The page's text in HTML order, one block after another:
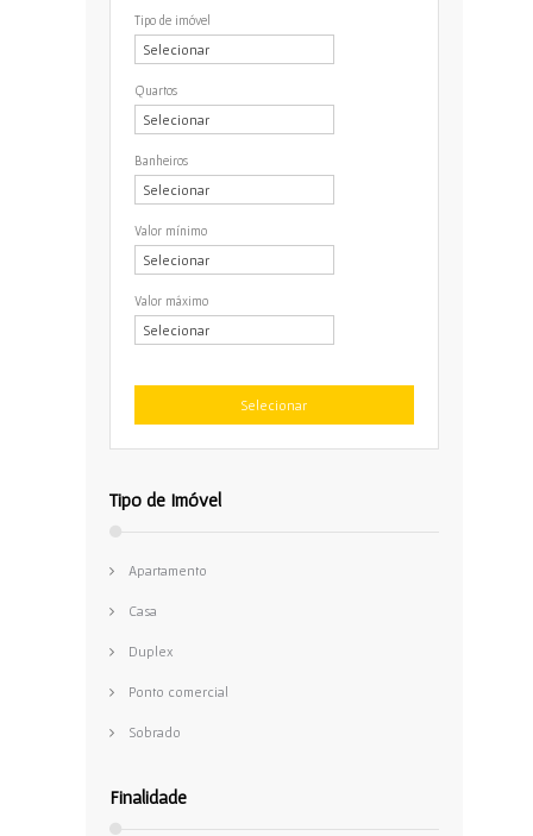
Tipo de imóvel
Quartos
Banheiros
Valor mínimo
Valor máximo
Tipo de Imóvel
Apartamento
Casa
Duplex
Ponto comercial
Sobrado
Finalidade